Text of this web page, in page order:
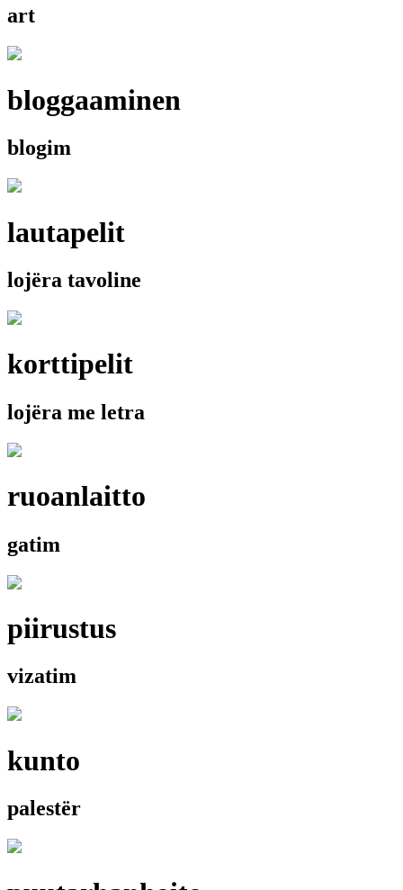
art
bloggaaminen
blogim
lautapelit
lojëra tavoline
korttipelit
lojëra me letra
ruoanlaitto
gatim
piirustus
vizatim
kunto
palestër